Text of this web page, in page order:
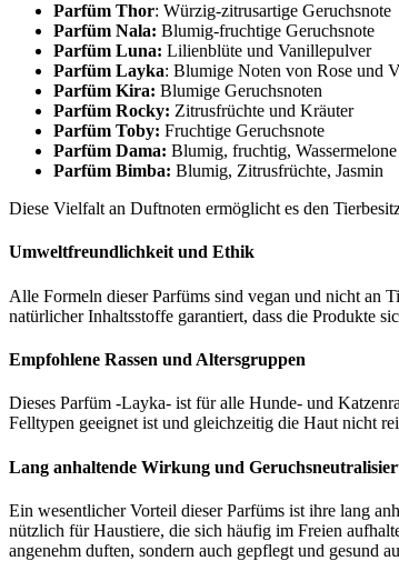
Parfüm Thor: Würzig-zitrusartige Geruchsnote
Parfüm Nala: Blumig-fruchtige Geruchsnote
Parfüm Luna: Lilienblüte und Vanillepulver
Parfüm Layka: Blumige Noten von Rose und
Parfüm Kira: Blumige Geruchsnoten
Parfüm Rocky: Zitrusfrüchte und Kräuter
Parfüm Toby: Fruchtige Geruchsnote
Parfüm Dama: Blumig, fruchtig, Wassermelone
Parfüm Bimba: Blumig, Zitrusfrüchte, Jasmin
Diese Vielfalt an Duftnoten ermöglicht es den
Umweltfreundlichkeit und Ethik
Alle Formeln dieser Parfüms sind vegan und nicht an
natürlicher Inhaltsstoffe garantiert, dass die Produkte
Empfohlene Rassen und Altersgruppen
Dieses Parfüm -Layka- ist für alle Hunde- und
Felltypen geeignet ist und gleichzeitig die Haut nicht
Lang anhaltende Wirkung und
Ein wesentlicher Vorteil dieser Parfüms ist ihre lang
nützlich für Haustiere, die sich häufig im Freien
angenehm duften, sondern auch gepflegt und gesund